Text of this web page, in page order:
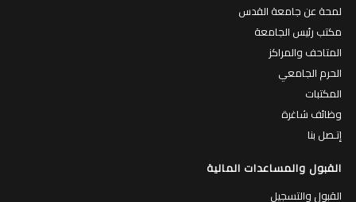
لمحة عن جامعة القدس
مكتب رئيس الجامعة
المتاحف والمراكز
الحرم الجامعي
المكتبات
وظائف شاغرة
إتـصل بنا
القبول والمساعدات المالية
القبول والتسجيل